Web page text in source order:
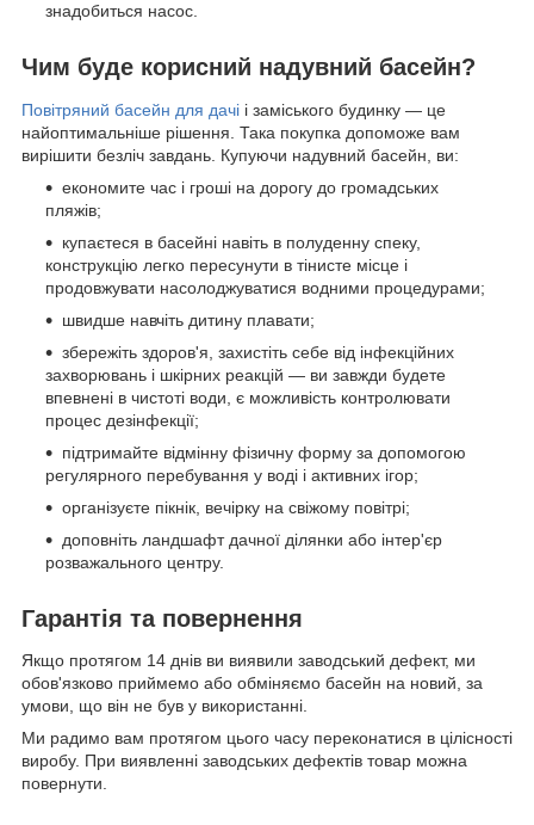
знадобиться насос.
Чим буде корисний надувний басейн?
Повітряний басейн для дачі і заміського будинку — це
найоптимальніше рішення. Така покупка допоможе вам
вирішити безліч завдань. Купуючи надувний басейн, ви:
економите час і гроші на дорогу до громадських
пляжів;
купаєтеся в басейні навіть в полуденну спеку,
конструкцію легко пересунути в тінисте місце і
продовжувати насолоджуватися водними процедурами;
швидше навчіть дитину плавати;
збережіть здоров'я, захистіть себе від інфекційних
захворювань і шкірних реакцій — ви завжди будете
впевнені в чистоті води, є можливість контролювати
процес дезінфекції;
підтримайте відмінну фізичну форму за допомогою
регулярного перебування у воді і активних ігор;
організуєте пікнік, вечірку на свіжому повітрі;
доповніть ландшафт дачної ділянки або інтер'єр
розважального центру.
Гарантія та повернення
Якщо протягом 14 днів ви виявили заводський дефект, ми
обов'язково приймемо або обміняємо басейн на новий, за
умови, що він не був у використанні.
Ми радимо вам протягом цього часу переконатися в цілісності
виробу. При виявленні заводських дефектів товар можна
повернути.